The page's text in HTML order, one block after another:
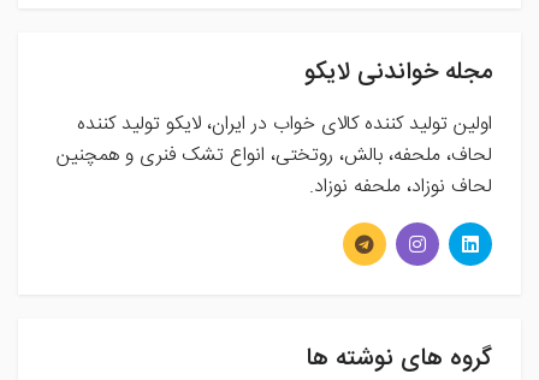
مجله خواندنی لایکو
اولین تولید کننده کالای خواب در ایران، لایکو تولید کننده
لحاف، ملحفه، بالش، روتختی، انواع تشک فنری و همچنین
لحاف نوزاد، ملحفه نوزاد.
گروه های نوشته ها